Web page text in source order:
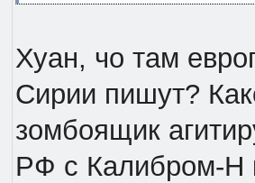
Хуан, чо там
Сирии пишут?
зомбоящик
РФ с Калибром-Н